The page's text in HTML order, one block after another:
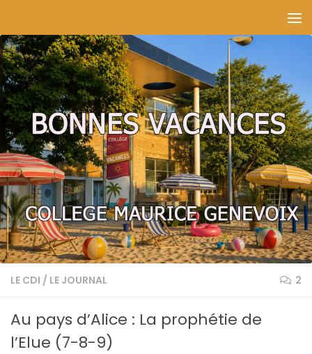
LE CDI / LE JOURNAL 2
Au pays d’Alice : La prophétie de
l’Elue (7-8-9)